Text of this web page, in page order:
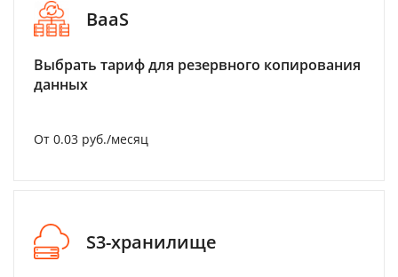
BaaS
Выбрать тариф для резервного копирования
данных
От 0.03 руб./месяц
S3-хранилище